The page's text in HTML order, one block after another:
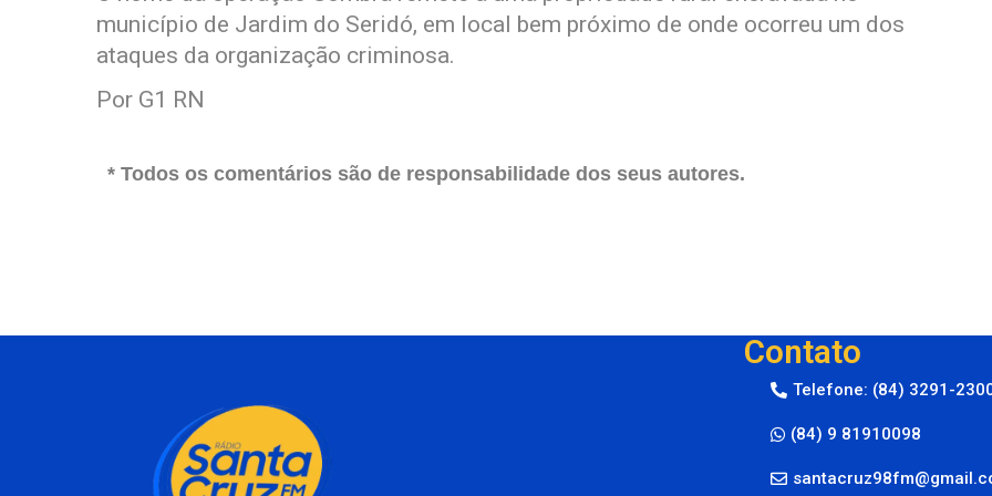
município de Jardim do Seridó, em local bem próximo de onde ocorreu um dos
ataques da organização criminosa.
Por G1 RN
* Todos os comentários são de responsabilidade dos seus autores.
Contato
Telefone: (84) 3291-
(84) 9 81910098